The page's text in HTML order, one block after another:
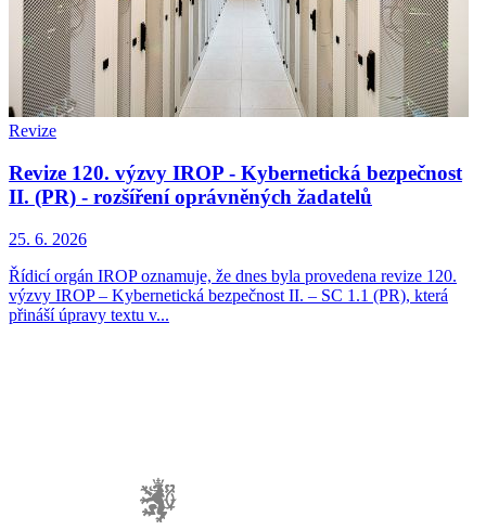
Revize
Revize 120. výzvy IROP - Kybernetická bezpečnost
II. (PR) - rozšíření oprávněných žadatelů
25. 6. 2026
Řídicí orgán IROP oznamuje, že dnes byla provedena revize 120.
výzvy IROP – Kybernetická bezpečnost II. – SC 1.1 (PR), která
přináší úpravy textu v...